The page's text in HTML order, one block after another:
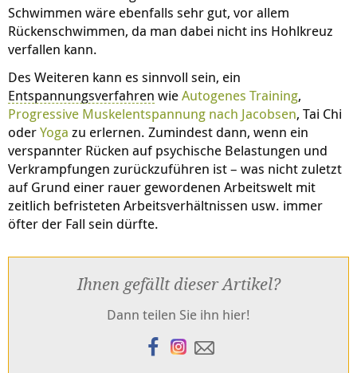
Schwimmen wäre ebenfalls sehr gut, vor allem
Rückenschwimmen, da man dabei nicht ins Hohlkreuz
verfallen kann.
Des Weiteren kann es sinnvoll sein, ein
Entspannungsverfahren wieAutogenes Training,
Progressive Muskelentspannung nach Jacobsen, Tai Chi
oderYoga zu erlernen. Zumindest dann, wenn ein
verspannter Rücken auf psychische Belastungen und
Verkrampfungen zurückzuführen ist – was nicht zuletzt
auf Grund einer rauer gewordenen Arbeitswelt mit
zeitlich befristeten Arbeitsverhältnissen usw. immer
öfter der Fall sein dürfte.
Ihnen gefällt dieser Artikel?
Dann teilen Sie ihn hier!